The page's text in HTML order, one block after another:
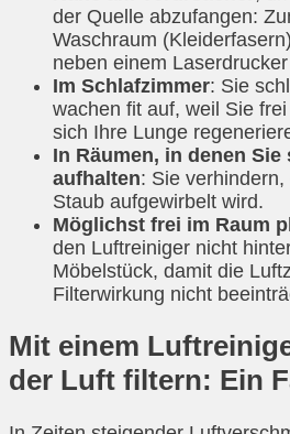
der Quelle abzufangen:
Waschraum
neben einem
Im Schlafzimmer: Sie
wachen fit auf, weil Sie
sich Ihre Lunge
In Räumen, in denen
aufhalten: Sie
Staub aufgewirbelt wird.
Möglichst frei im Raum
den Luftreiniger nicht
Möbelstück, damit die
Filterwirkung nicht
Mit einem
der Luft filtern: Ein